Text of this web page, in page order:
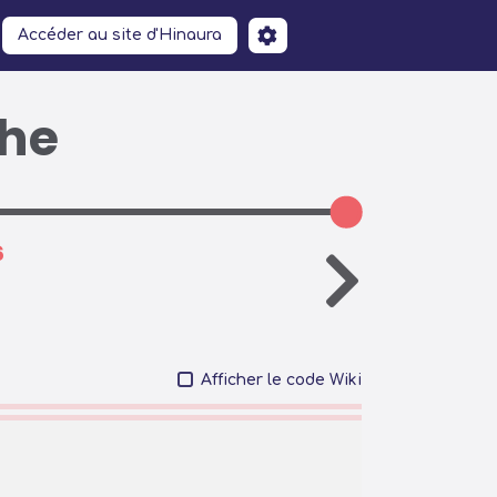
Accéder au site d'Hinaura
Afficher le code Wiki